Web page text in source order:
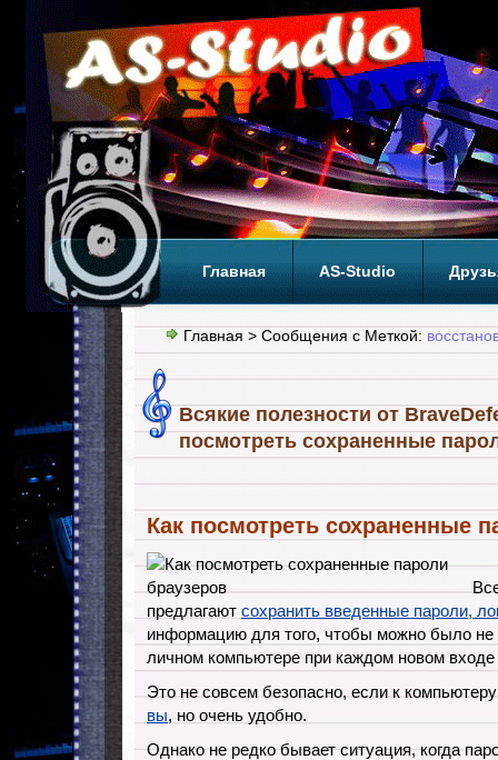
Главная AS-Studio
Теги ТОП
Главная > Сообщения с Меткой:
Всякие полезности от
посмотреть сохраненные
Как посмотреть сохраненные
предлагают сохранить введенные пароли,
информацию для того, чтобы можно было не
личном компьютере при каждом новом входе
Это не совсем безопасно, если к
вы, но очень удобно.
Однако не редко бывает ситуация, когда